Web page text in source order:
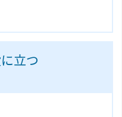
立つ